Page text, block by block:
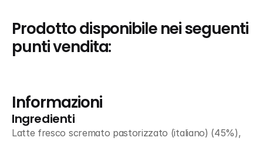
Prodotto disponibile nei seguenti
punti vendita:
Informazioni
Ingredienti
Latte fresco scremato pastorizzato (italiano) (45%),